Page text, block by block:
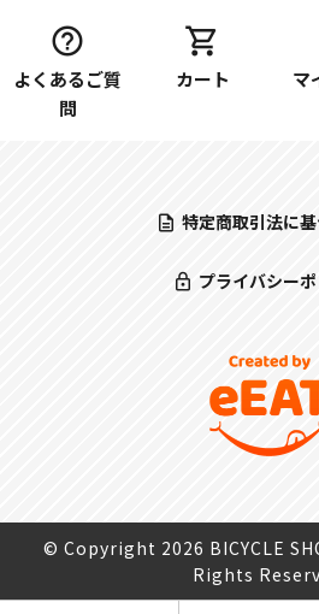
よくあるご質
問
カート マ
特定商取引法に
プライバシー
© Copyright 2026 BICYCLE
Rights